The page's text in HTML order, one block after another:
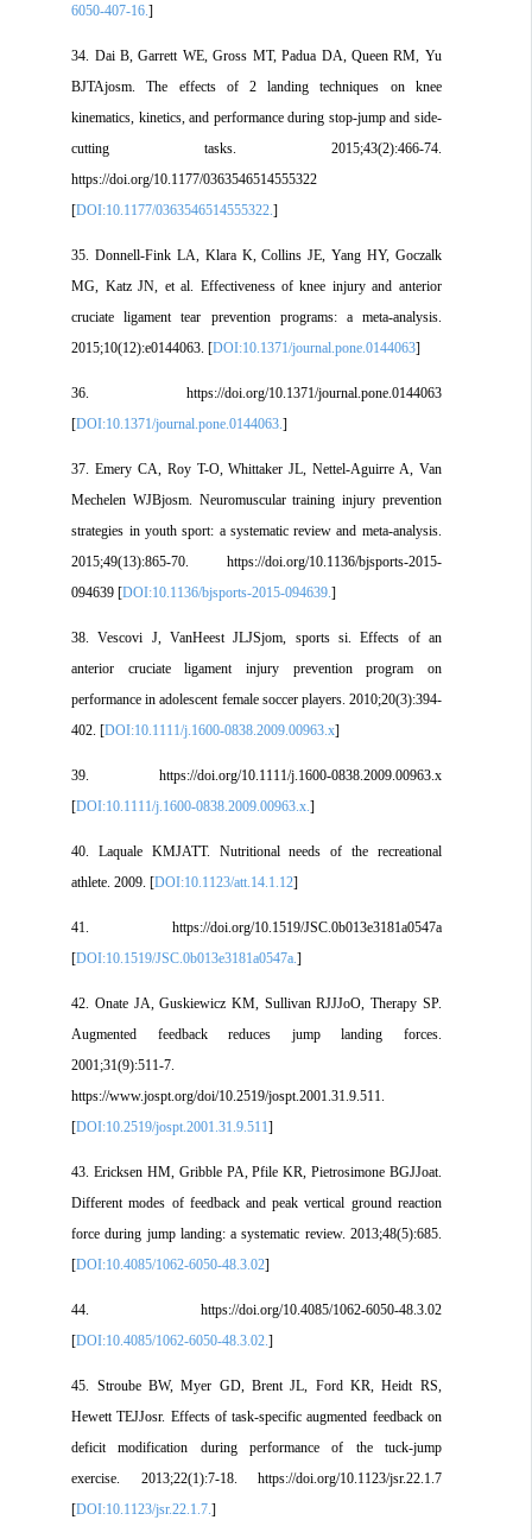
6050-407-16.
34. Dai B, Garrett WE, Gross MT, Padua DA, Queen RM, Yu
BJTAjosm. The effects of 2 landing techniques on knee
kinematics, kinetics, and performance during stop-jump and side-
cutting tasks. 2015;43(2):466-74.
https://doi.org/10.1177/0363546514555322
[DOI:10.1177/0363546514555322.
35. Donnell-Fink LA, Klara K, Collins JE, Yang HY, Goczalk
MG, Katz JN, et al. Effectiveness of knee injury and anterior
cruciate ligament tear prevention programs: a meta-analysis.
2015;10(12):e0144063. [DOI:10.1371/journal.pone.0144063
36. https://doi.org/10.1371/journal.pone.0144063
[DOI:10.1371/journal.pone.0144063.
37. Emery CA, Roy T-O, Whittaker JL, Nettel-Aguirre A, Van
Mechelen WJBjosm. Neuromuscular training injury prevention
strategies in youth sport: a systematic review and meta-analysis.
2015;49(13):865-70. https://doi.org/10.1136/bjsports-2015-
094639 [DOI:10.1136/bjsports-2015-094639.
38. Vescovi J, VanHeest JLJSjom, sports si. Effects of an
anterior cruciate ligament injury prevention program on
performance in adolescent female soccer players. 2010;20(3):394-
402. [DOI:10.1111/j.1600-0838.2009.00963.x
39. https://doi.org/10.1111/j.1600-0838.2009.00963.x
[DOI:10.1111/j.1600-0838.2009.00963.x.
40. Laquale KMJATT. Nutritional needs of the recreational
athlete. 2009. [DOI:10.1123/att.14.1.12
41. https://doi.org/10.1519/JSC.0b013e3181a0547a
[DOI:10.1519/JSC.0b013e3181a0547a.
42. Onate JA, Guskiewicz KM, Sullivan RJJJoO, Therapy SP.
Augmented feedback reduces jump landing forces.
2001;31(9):511-7.
https://www.jospt.org/doi/10.2519/jospt.2001.31.9.511.
[DOI:10.2519/jospt.2001.31.9.511
43. Ericksen HM, Gribble PA, Pfile KR, Pietrosimone BGJJoat.
Different modes of feedback and peak vertical ground reaction
force during jump landing: a systematic review. 2013;48(5):685.
[DOI:10.4085/1062-6050-48.3.02
44. https://doi.org/10.4085/1062-6050-48.3.02
[DOI:10.4085/1062-6050-48.3.02.
45. Stroube BW, Myer GD, Brent JL, Ford KR, Heidt RS,
Hewett TEJJosr. Effects of task-specific augmented feedback on
deficit modification during performance of the tuck-jump
exercise. 2013;22(1):7-18. https://doi.org/10.1123/jsr.22.1.7
[DOI:10.1123/jsr.22.1.7.